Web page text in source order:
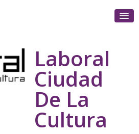
Laboral
Ciudad
De La
Cultura